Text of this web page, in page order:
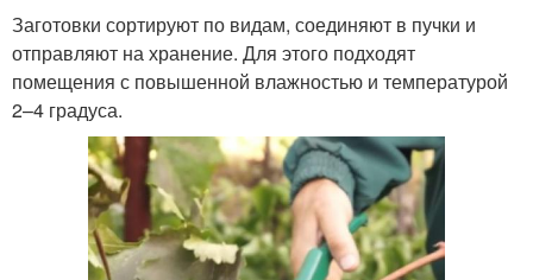
Заготовки сортируют по видам, соединяют в пучки и
отправляют на хранение. Для этого подходят
помещения с повышенной влажностью и температурой
2–4 градуса.